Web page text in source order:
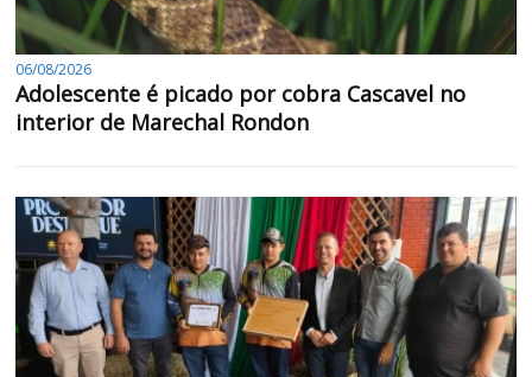
06/08/2026
Adolescente é picado por cobra Cascavel no
interior de Marechal Rondon